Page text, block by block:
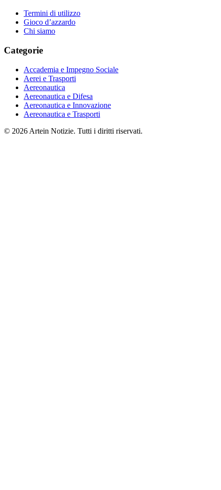
Termini di utilizzo
Gioco d’azzardo
Chi siamo
Categorie
Accademia e Impegno Sociale
Aerei e Trasporti
Aereonautica
Aereonautica e Difesa
Aereonautica e Innovazione
Aereonautica e Trasporti
© 2026 Artein Notizie. Tutti i diritti riservati.